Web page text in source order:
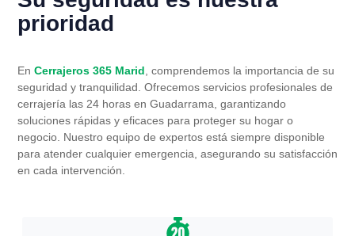
prioridad
En Cerrajeros 365 Marid , comprendemos la importancia de su
seguridad y tranquilidad. Ofrecemos servicios profesionales de
cerrajería las 24 horas en Guadarrama, garantizando
soluciones rápidas y eficaces para proteger su hogar o
negocio. Nuestro equipo de expertos está siempre disponible
para atender cualquier emergencia, asegurando su satisfacción
en cada intervención.